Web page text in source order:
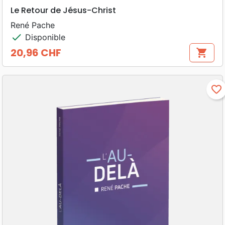
Le Retour de Jésus-Christ
René Pache
check Disponible
Prix
20,96 CHF shopping_cart
favorite_border